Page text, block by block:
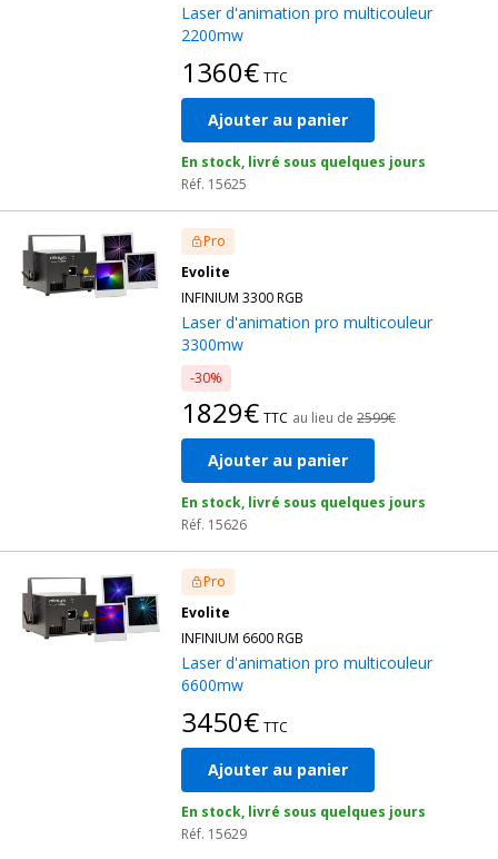
Laser d'animation pro multicouleur
2200mw
1360€ TTC
Ajouter au panier
En stock, livré sous quelques jours
Réf. 15625
Pro
Evolite
INFINIUM 3300 RGB
Laser d'animation pro multicouleur
3300mw
-30%
1829€ TTC au lieu de 2599€
Ajouter au panier
En stock, livré sous quelques jours
Réf. 15626
Pro
Evolite
INFINIUM 6600 RGB
Laser d'animation pro multicouleur
6600mw
3450€ TTC
Ajouter au panier
En stock, livré sous quelques jours
Réf. 15629